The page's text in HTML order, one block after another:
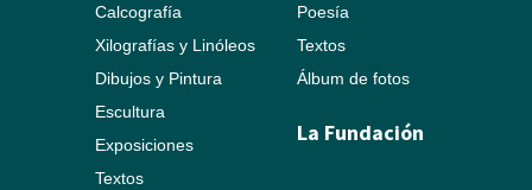
Calcografía
Xilografías y Linóleos
Dibujos y Pintura
Escultura
Exposiciones
Textos
Poesía
Textos
Álbum de fotos
La Fundación